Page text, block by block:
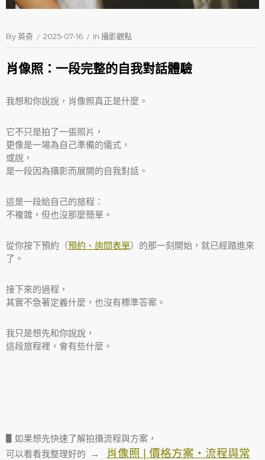
By英奇 2025-07-16 In 攝影觀點
肖像照：一段完整的自我對話體驗
我想和你說說，肖像照真正是什麼。
它不只是拍了一張照片，
更像是一場為自己準備的儀式，
或說，
是一段因為攝影而展開的自我對話。
這是一段給自己的旅程：
不複雜，但也沒那麼簡單。
從你按下預約（預約、詢問表單）的那一刻開始，就已經踏進來
了。
接下來的過程，
其實不急著定義什麼，也沒有標準答案。
我只是想先和你說說，
這段旅程裡，會有些什麼。
▋如果想先快速了解拍攝流程與方案，
可以看看我整理好的 →
肖像照 | 價格方案・流程與常